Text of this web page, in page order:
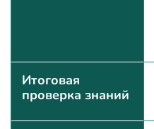
Итоговая
проверка знаний